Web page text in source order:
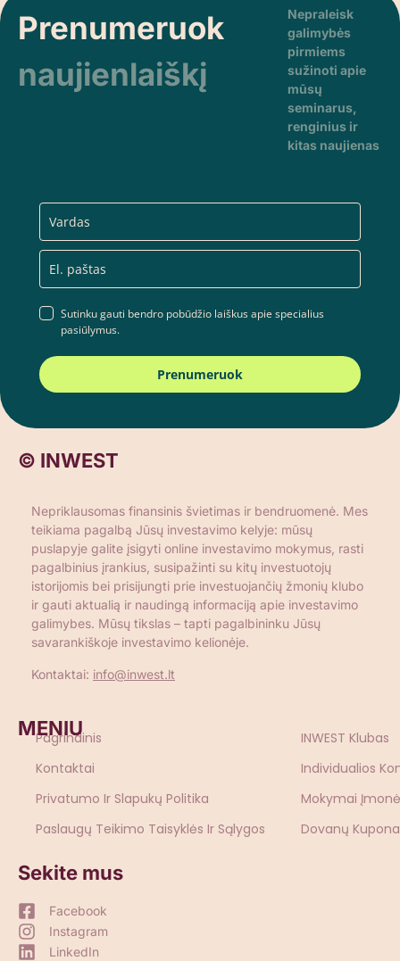
Prenumeruok
naujienlaiškį
Nepraleisk
galimybės
pirmiems
sužinoti apie
mūsų
seminarus,
renginius ir
kitas naujienas
Sutinku gauti bendro pobūdžio laiškus apie specialius
pasiūlymus.
Prenumeruok
© INWEST
Nepriklausomas finansinis švietimas ir bendruomenė. Mes
teikiama pagalbą Jūsų investavimo kelyje: mūsų
puslapyje galite įsigyti online investavimo mokymus, rasti
pagalbinius įrankius, susipažinti su kitų investuotojų
istorijomis bei prisijungti prie investuojančių žmonių klubo
ir gauti aktualią ir naudingą informaciją apie investavimo
galimybes. Mūsų tikslas – tapti pagalbininku Jūsų
savarankiškoje investavimo kelionėje.
Kontaktai: info@inwest.lt
MENIU
Pagrindinis
Kontaktai
Privatumo Ir Slapukų Politika
Paslaugų Teikimo Taisyklės Ir Sąlygos
INWEST Klubas
Individualios
Mokymai
Dovanų
Sekite mus
Facebook
Instagram
LinkedIn